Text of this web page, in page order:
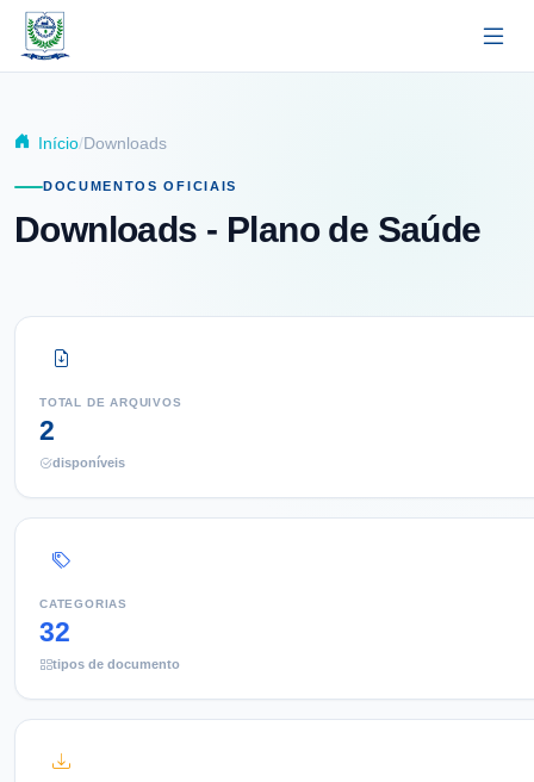
Pular para o conteúdo principal
Início Downloads
DOCUMENTOS OFICIAIS
Downloads - Plano de Saúde
TOTAL DE ARQUIVOS
2
disponíveis
CATEGORIAS
32
tipos de documento